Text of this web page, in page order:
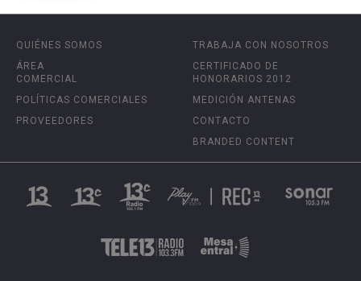
QUIÉNES SOMOS
ÁREA
COMERCIAL
POLÍTICAS COMERCIALES
PROVEEDORES
TRABAJA CON NOSOTROS
CERTIFICADO DE
HONORARIOS 2012
MEDICIÓN ANTENAS
CONTACTO
BRANDED CONTENT